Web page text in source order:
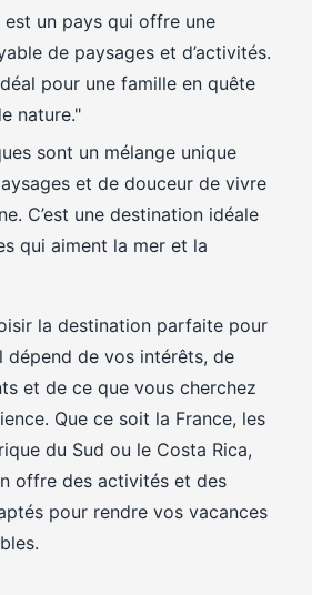
est un pays qui offre une
de paysages et d’activités.
pour une famille en quête
nature."
sont un mélange unique
et de douceur de vivre
C’est une destination idéale
qui aiment la mer et la
la destination parfaite pour
dépend de vos intérêts, de
et de ce que vous cherchez
Que ce soit la France, les
du Sud ou le Costa Rica,
offre des activités et des
pour rendre vos vacances